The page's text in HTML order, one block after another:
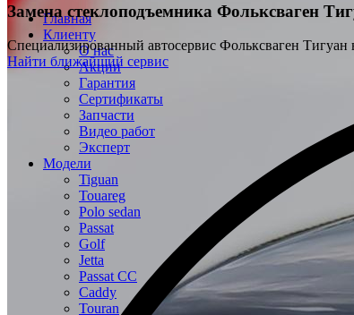
Главная
Клиенту
О нас
Акции
Гарантия
Сертификаты
Запчасти
Видео работ
Эксперт
Модели
Tiguan
Touareg
Polo sedan
Passat
Golf
Jetta
Passat CC
Caddy
Touran
Замена стеклоподъемника Фольксваген
Специализированный автосервис Фольксваген
Найти ближайший сервис